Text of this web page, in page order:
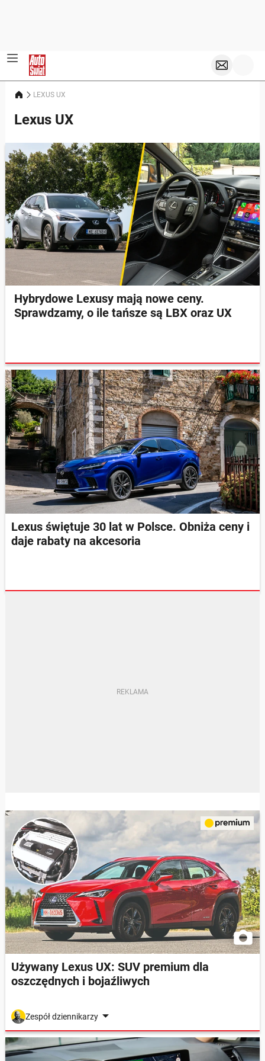
LEXUS UX
Lexus UX
Hybrydowe Lexusy mają nowe ceny.
Sprawdzamy, o ile tańsze są LBX oraz UX
Lexus świętuje 30 lat w Polsce. Obniża ceny i
daje rabaty na akcesoria
Używany Lexus UX: SUV premium dla
oszczędnych i bojaźliwych
Zespół dziennikarzy